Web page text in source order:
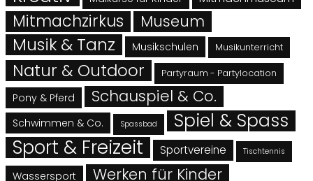
Mitmachzirkus Museum
Musik & Tanz Musikschulen Musikunterricht
Natur & Outdoor Partyraum - Partylocation
Pony & Pferd Schauspiel & Co.
Schwimmen & Co. Spassbad Spiel & Spass
Sport & Freizeit Sportvereine Tischtennis
Wassersport Werken für Kinder